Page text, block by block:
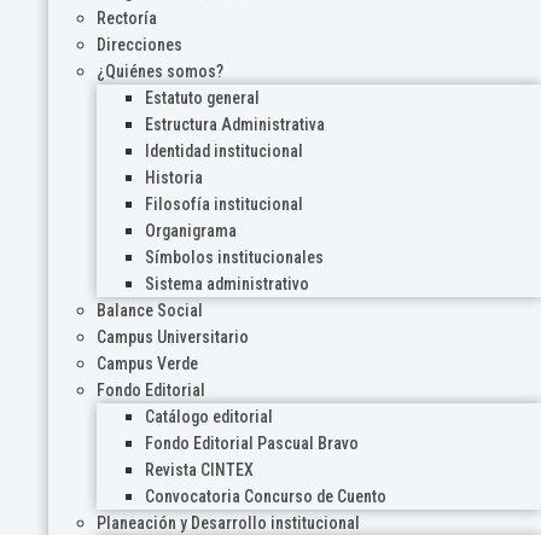
Rectoría
Direcciones
¿Quiénes somos?
Estatuto general
Estructura Administrativa
Identidad institucional
Historia
Filosofía institucional
Organigrama
Símbolos institucionales
Sistema administrativo
Balance Social
Campus Universitario
Campus Verde
Fondo Editorial
Catálogo editorial
Fondo Editorial Pascual Bravo
Revista CINTEX
Convocatoria Concurso de Cuento
Planeación y Desarrollo institucional